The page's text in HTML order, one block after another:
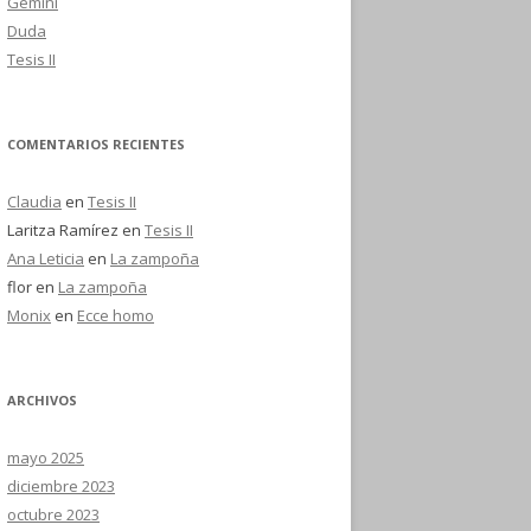
Duda
Tesis II
COMENTARIOS RECIENTES
Claudia en Tesis II
Laritza Ramírez en Tesis II
Ana Leticia en La zampoña
flor en La zampoña
Monix en Ecce homo
ARCHIVOS
mayo 2025
diciembre 2023
octubre 2023